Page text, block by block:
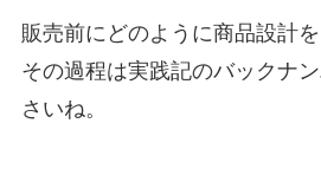
販売前にどのように商品設計
その過程は実践記のバックナ
さいね。